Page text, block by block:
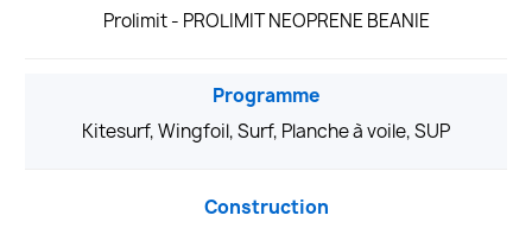
Prolimit - PROLIMIT NEOPRENE BEANIE
Programme
Kitesurf, Wingfoil, Surf, Planche à voile, SUP
Construction